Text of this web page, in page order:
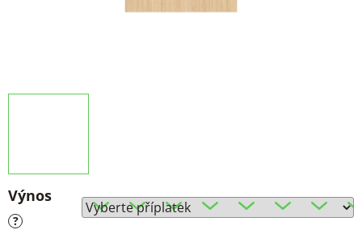
Výnos
?